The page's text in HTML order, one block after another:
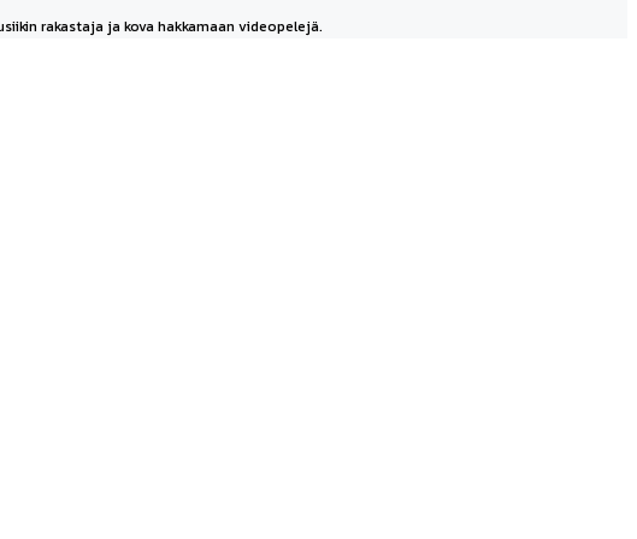
rakastaja ja kova hakkamaan videopelejä.